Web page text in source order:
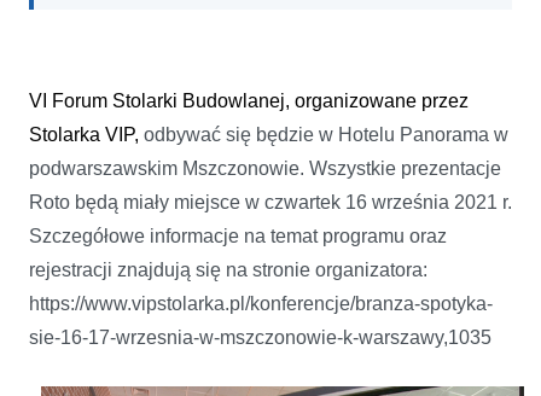
VI Forum Stolarki Budowlanej, organizowane przez
Stolarka VIP, odbywać się będzie w Hotelu Panorama w
podwarszawskim Mszczonowie. Wszystkie prezentacje
Roto będą miały miejsce w czwartek 16 września 2021 r.
Szczegółowe informacje na temat programu oraz
rejestracji znajdują się na stronie organizatora:
https://www.vipstolarka.pl/konferencje/branza-spotyka-
sie-16-17-wrzesnia-w-mszczonowie-k-warszawy,1035